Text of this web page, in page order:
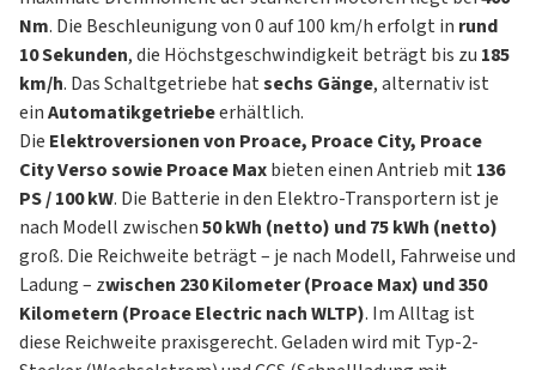
Nm. Die Beschleunigung von 0 auf 100 km/h erfolgt in rund
10 Sekunden, die Höchstgeschwindigkeit beträgt bis zu 185
km/h. Das Schaltgetriebe hatsechs Gänge, alternativ ist
einAutomatikgetriebeerhältlich.
Die Elektroversionen von Proace, Proace City, Proace
City Verso sowie Proace Maxbieten einen Antrieb mit 136
PS / 100 kW. Die Batterie in den Elektro-Transportern ist je
nach Modell zwischen50 kWh (netto) und 75 kWh (netto)
groß. Die Reichweite beträgt – je nach Modell, Fahrweise und
Ladung – zwischen 230 Kilometer (Proace Max) und 350
Kilometern (Proace Electric nach WLTP). Im Alltag ist
diese Reichweite praxisgerecht. Geladen wird mit Typ-2-